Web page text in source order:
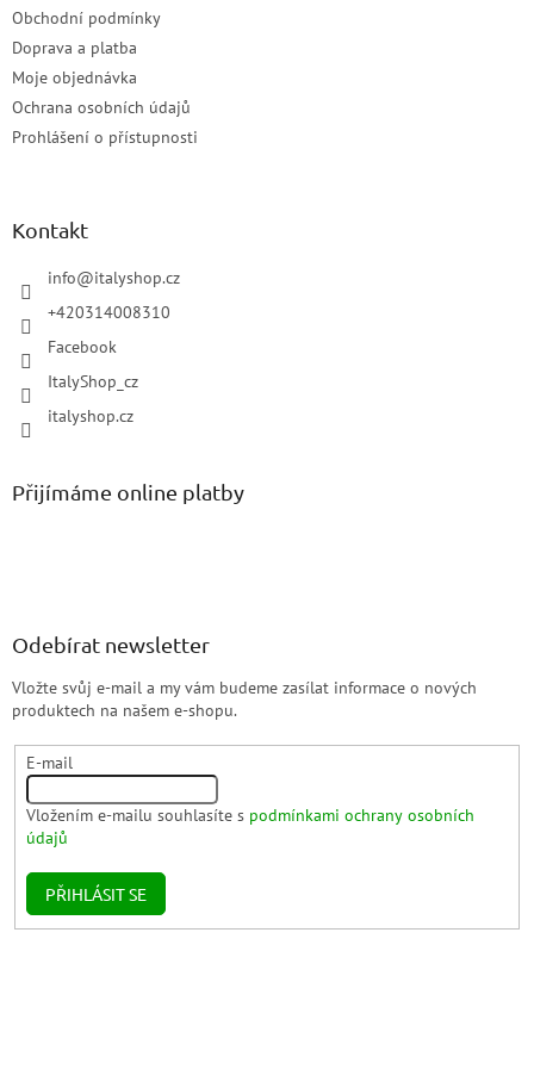
Obchodní podmínky
Doprava a platba
Moje objednávka
Ochrana osobních údajů
Prohlášení o přístupnosti
Kontakt
info@italyshop.cz
+420314008310
Facebook
ItalyShop_cz
italyshop.cz
Přijímáme online platby
Odebírat newsletter
Vložte svůj e-mail a my vám budeme zasílat informace o nových
produktech na našem e-shopu.
E-mail
Vložením e-mailu souhlasíte s podmínkami ochrany osobních
údajů
PŘIHLÁSIT SE